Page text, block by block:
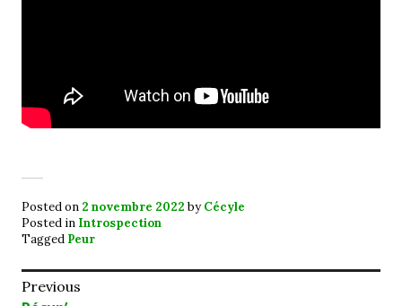
Posted on 2 novembre 2022 byCécyle
Posted in Introspection
Tagged Peur
Navigation
Previous